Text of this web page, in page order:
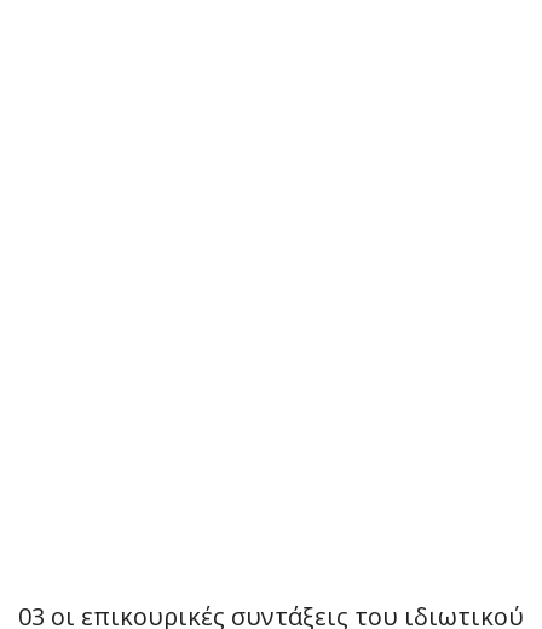
03 οι επικουρικές συντάξεις του ιδιωτικού